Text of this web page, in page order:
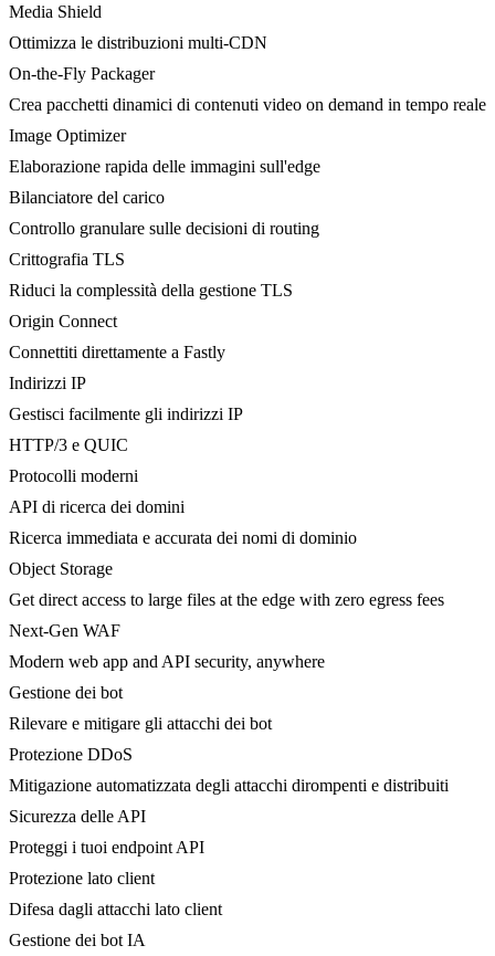
Media Shield
Ottimizza le distribuzioni multi-CDN
On-the-Fly Packager
Crea pacchetti dinamici di contenuti video on demand in tempo reale
Image Optimizer
Elaborazione rapida delle immagini sull'edge
Bilanciatore del carico
Controllo granulare sulle decisioni di routing
Crittografia TLS
Riduci la complessità della gestione TLS
Origin Connect
Connettiti direttamente a Fastly
Indirizzi IP
Gestisci facilmente gli indirizzi IP
HTTP/3 e QUIC
Protocolli moderni
API di ricerca dei domini
Ricerca immediata e accurata dei nomi di dominio
Object Storage
Get direct access to large files at the edge with zero egress fees
Next-Gen WAF
Modern web app and API security, anywhere
Gestione dei bot
Rilevare e mitigare gli attacchi dei bot
Protezione DDoS
Mitigazione automatizzata degli attacchi dirompenti e distribuiti
Sicurezza delle API
Proteggi i tuoi endpoint API
Protezione lato client
Difesa dagli attacchi lato client
Gestione dei bot IA